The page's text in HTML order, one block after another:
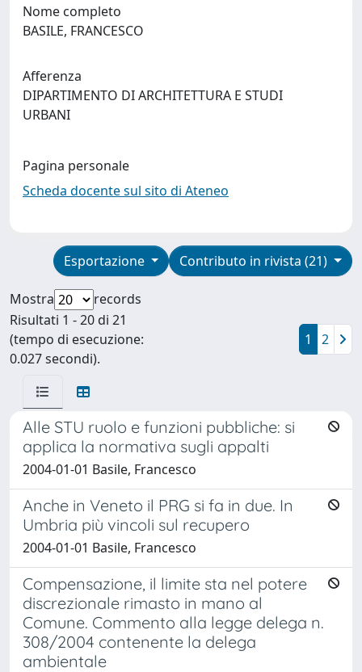
Nome completo
BASILE, FRANCESCO
Afferenza
DIPARTIMENTO DI ARCHITETTURA E STUDI
URBANI
Pagina personale
Scheda docente sul sito di Ateneo
Contributo in rivista (21)
Esportazione
Mostra
records
Risultati 1 - 20 di 21
(tempo di esecuzione:
0.027 secondi).
1 2
Alle STU ruolo e funzioni pubbliche: si
applica la normativa sugli appalti
2004-01-01 Basile, Francesco
Anche in Veneto il PRG si fa in due. In
Umbria più vincoli sul recupero
2004-01-01 Basile, Francesco
Compensazione, il limite sta nel potere
discrezionale rimasto in mano al
Comune. Commento alla legge delega n.
308/2004 contenente la delega
ambientale